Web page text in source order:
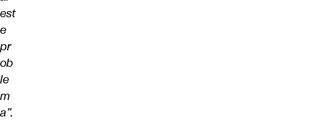
est
e
pr
ob
le
m
a”.